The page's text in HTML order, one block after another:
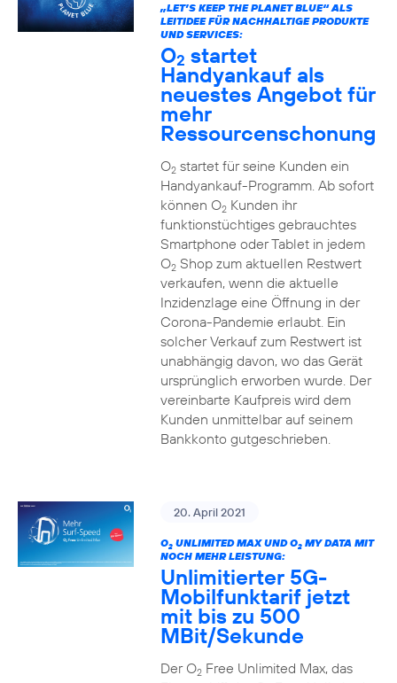
„LET’S KEEP THE PLANET BLUE“ ALS
LEITIDEE FÜR NACHHALTIGE PRODUKTE
UND SERVICES:
O2 startet
Handyankauf als
neuestes Angebot für
mehr
Ressourcenschonung
O2startet für seine Kunden ein
Handyankauf-Programm. Ab sofort
können O2Kunden ihr
funktionstüchtiges gebrauchtes
Smartphone oder Tablet in jedem
O2Shop zum aktuellen Restwert
verkaufen, wenn die aktuelle
Inzidenzlage eine Öffnung in der
Corona-Pandemie erlaubt. Ein
solcher Verkauf zum Restwert ist
unabhängig davon, wo das Gerät
ursprünglich erworben wurde. Der
vereinbarte Kaufpreis wird dem
Kunden unmittelbar auf seinem
Bankkonto gutgeschrieben.
20. April 2021
O2UNLIMITED MAX UND O2MY DATA MIT
NOCH MEHR LEISTUNG:
Unlimitierter 5G-
Mobilfunktarif jetzt
mit bis zu 500
MBit/Sekunde
Der O2Free Unlimited Max, das